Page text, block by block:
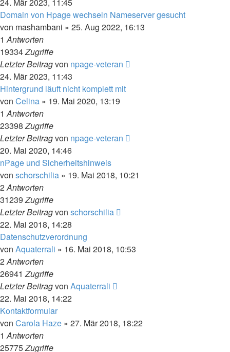
Domain von Hpage wechseln Nameserver gesucht
von mashambani » 25. Aug 2022, 16:13
1Antworten
19334Zugriffe
Letzter Beitragvon npage-veteran
24. Mär 2023, 11:43
Hintergrund läuft nicht komplett mit
von Celina » 19. Mai 2020, 13:19
1Antworten
23398Zugriffe
Letzter Beitragvon npage-veteran
20. Mai 2020, 14:46
nPage und Sicherheitshinweis
von schorschilia » 19. Mai 2018, 10:21
2Antworten
31239Zugriffe
Letzter Beitragvon schorschilia
22. Mai 2018, 14:28
Datenschutzverordnung
von Aquaterrali » 16. Mai 2018, 10:53
2Antworten
26941Zugriffe
Letzter Beitragvon Aquaterrali
22. Mai 2018, 14:22
Kontaktformular
von Carola Haze » 27. Mär 2018, 18:22
1Antworten
25775Zugriffe